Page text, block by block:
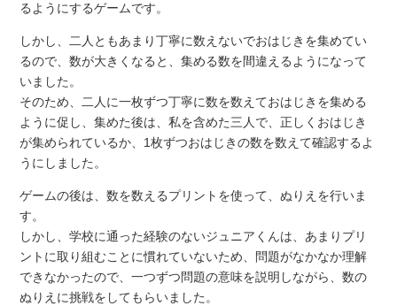
るようにするゲームです。
しかし、二人ともあまり丁寧に数えないでおはじきを集めてい
るので、数が大きくなると、集める数を間違えるようになって
いました。
そのため、二人に一枚ずつ丁寧に数を数えておはじきを集める
ように促し、集めた後は、私を含めた三人で、正しくおはじき
が集められているか、1枚ずつおはじきの数を数えて確認するよ
うにしました。
ゲームの後は、数を数えるプリントを使って、ぬりえを行いま
す。
しかし、学校に通った経験のないジュニアくんは、あまりプリ
ントに取り組むことに慣れていないため、問題がなかなか理解
できなかったので、一つずつ問題の意味を説明しながら、数の
ぬりえに挑戦をしてもらいました。